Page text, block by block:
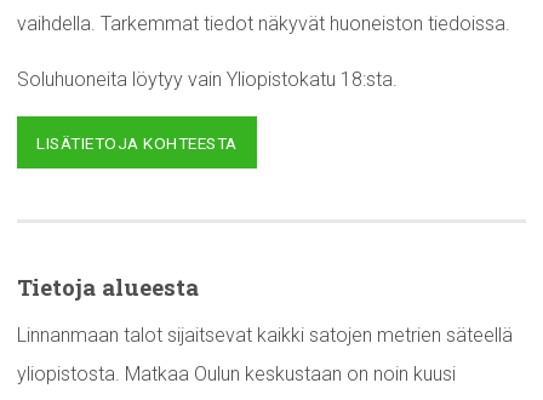
vaihdella. Tarkemmat tiedot näkyvät huoneiston tiedoissa.
Soluhuoneita löytyy vain Yliopistokatu 18:sta.
LISÄTIETOJA KOHTEESTA
Tietoja alueesta
Linnanmaan talot sijaitsevat kaikki satojen metrien säteellä
yliopistosta. Matkaa Oulun keskustaan on noin kuusi